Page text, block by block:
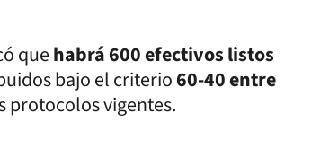
quehabrá 600 efectivos listos
bajo el criterio60-40 entre
protocolos vigentes.